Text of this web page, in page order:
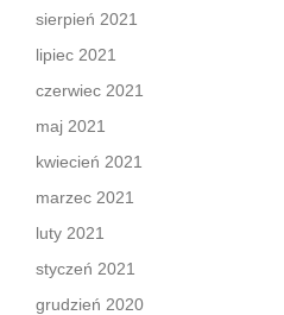
sierpień 2021
lipiec 2021
czerwiec 2021
maj 2021
kwiecień 2021
marzec 2021
luty 2021
styczeń 2021
grudzień 2020